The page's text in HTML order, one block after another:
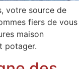
votre source de
fiers de vous
maison
potager.